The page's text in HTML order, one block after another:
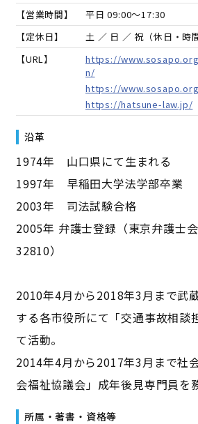
【営業時間】
平日 09:00～17:30
【定休日】
土 ／ 日 ／ 祝（休日・時
【URL】
https://
n/
https://
https://hatsune-law.jp/
沿革
1974年 山口県にて生まれる
1997年 早稲田大学法学部卒業
2003年 司法試験合格
2005年 弁護士登録（東京弁護士
32810）
2010年4月から2018年3月まで武
する各市役所にて「交通事故相談
て活動。
2014年4月から2017年3月まで社
会福祉協議会」成年後見専門員を
所属・著書・資格等